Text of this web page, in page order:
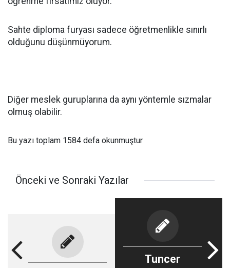
Sahte diploma furyası sadece öğretmenlikle sınırlı
olduğunu düşünmüyorum.
Diğer meslek guruplarına da aynı yöntemle sızmalar
olmuş olabilir.
Bu yazı toplam 1584 defa okunmuştur
Önceki ve Sonraki Yazılar
Tuncer